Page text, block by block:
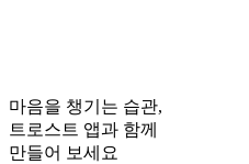
마음을 챙기는 습관,
트로스트 앱과 함께
만들어 보세요